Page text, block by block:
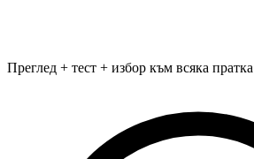
Преглед + тест + избор към всяка пратка